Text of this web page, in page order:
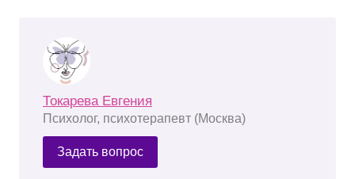
Токарева Евгения
Психолог, психотерапевт (Москва)
Задать вопрос